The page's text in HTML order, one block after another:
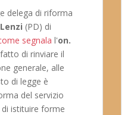
delega di riforma
(PD) di
segnala l'on.
di rinviare il
generale, alle
di legge è
del servizio
istituire forme